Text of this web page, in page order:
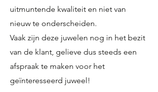
uitmuntende kwaliteit en niet van
nieuw te onderscheiden.
Vaak zijn deze juwelen nog in het bezit
van de klant, gelieve dus steeds een
afspraak te maken voor het
geïnteresseerd juweel!